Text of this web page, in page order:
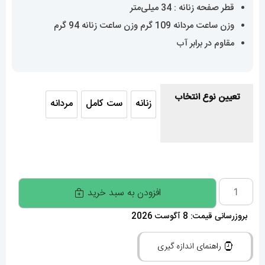
قطر صفحه زنانه : 34 میلی‌متر
وزن ساعت مردانه 109 گرم وزن ساعت زنانه 94 گرم
مقاوم در برابر آب
تعیین نوع انتخاب زنانه ست کامل
ست کامل مردانه
ساعت
ست
هابلوت
مردانه
و
افزودن به سبد خرید
بروزرسانی قیمت: 8 آگوست 2026
راهنمای اندازه گیری